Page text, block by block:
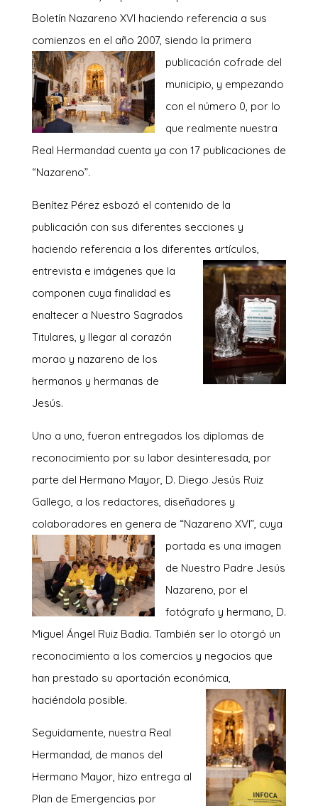
Boletín Nazareno XVI haciendo referencia a sus
comienzos en el año 2007, siendo la primera
publicación cofrade del
municipio, y empezando
con el número 0, por lo
que realmente nuestra
Real Hermandad cuenta ya con 17 publicaciones de
“Nazareno”.
Benítez Pérez esbozó el contenido de la
publicación con sus diferentes secciones y
haciendo referencia a los diferentes artículos,
entrevista e imágenes que la
componen cuya finalidad es
enaltecer a Nuestro Sagrados
Titulares, y llegar al corazón
morao y nazareno de los
hermanos y hermanas de
Jesús.
Uno a uno, fueron entregados los diplomas de
reconocimiento por su labor desinteresada, por
parte del Hermano Mayor, D. Diego Jesús Ruiz
Gallego, a los redactores, diseñadores y
colaboradores en genera de “Nazareno XVI”, cuya
portada es una imagen
de Nuestro Padre Jesús
Nazareno, por el
fotógrafo y hermano, D.
Miguel Ángel Ruiz Badia. También ser lo otorgó un
reconocimiento a los comercios y negocios que
han prestado su aportación económica,
haciéndola posible.
Seguidamente, nuestra Real
Hermandad, de manos del
Hermano Mayor, hizo entrega al
Plan de Emergencias por